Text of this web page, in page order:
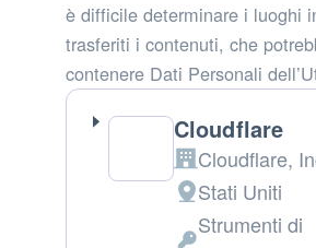
è difficile determinare i luoghi
trasferiti i contenuti, che
contenere Dati Personali
Cloudflare
Azienda:
Cloudflare,
Luogo
del
Stati Uniti
Strumenti di